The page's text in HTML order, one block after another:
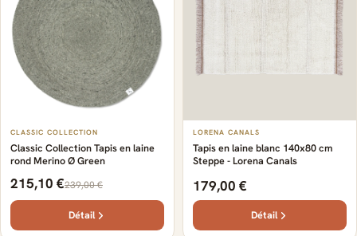
CLASSIC COLLECTION
Classic Collection Tapis en laine
rond Merino Ø Green
215,10 €239,00 €
Détail
LORENA CANALS
Tapis en laine blanc 140x80 cm
Steppe - Lorena Canals
179,00 €
Détail